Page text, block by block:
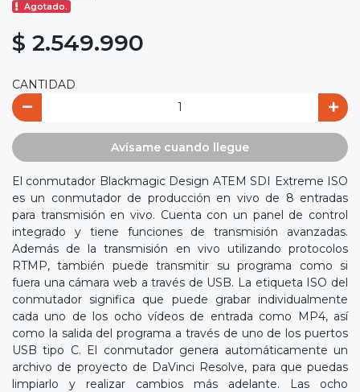
Agotado.
$ 2.549.990
CANTIDAD
Avísame cuando llegue
El conmutador Blackmagic Design ATEM SDI Extreme ISO
es un conmutador de producción en vivo de 8 entradas
para transmisión en vivo. Cuenta con un panel de control
integrado y tiene funciones de transmisión avanzadas.
Además de la transmisión en vivo utilizando protocolos
RTMP, también puede transmitir su programa como si
fuera una cámara web a través de USB. La etiqueta ISO del
conmutador significa que puede grabar individualmente
cada uno de los ocho vídeos de entrada como MP4, así
como la salida del programa a través de uno de los puertos
USB tipo C. El conmutador genera automáticamente un
archivo de proyecto de DaVinci Resolve, para que puedas
limpiarlo y realizar cambios más adelante. Las ocho